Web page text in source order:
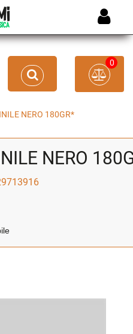
0
NERO 180GR*
NERO